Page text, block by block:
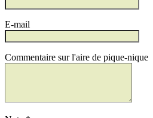
E-mail
Commentaire sur l'aire de pique-nique